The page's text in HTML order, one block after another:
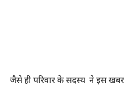
जैसे ही परिवार के सदस्य ने इस